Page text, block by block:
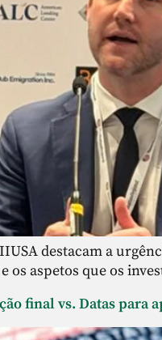
destacam a
aspetos que os
final vs. Datas para